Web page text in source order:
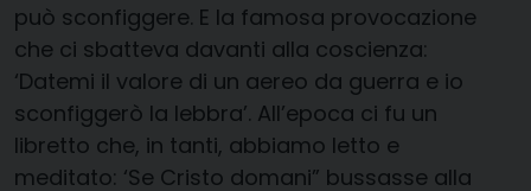
può sconfiggere. E la famosa provocazione
che ci sbatteva davanti alla coscienza:
‘Datemi il valore di un aereo da guerra e io
sconfiggerò la lebbra’. All’epoca ci fu un
libretto che, in tanti, abbiamo letto e
meditato: ‘Se Cristo domani” bussasse alla